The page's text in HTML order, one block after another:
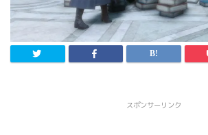
スポンサーリンク